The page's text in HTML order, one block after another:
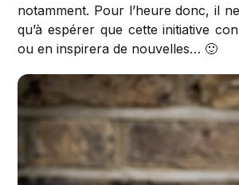
notamment. Pour l’heure donc, il
qu’à espérer que cette initiative
ou en inspirera de nouvelles… 🙂